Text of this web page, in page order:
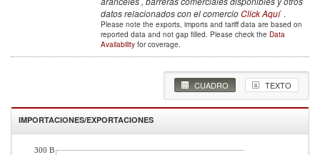
datos relacionados con el comercioClick Aquí .
Please note the exports, imports and tariff data are based on
reported data and not gap filled. Please check the Data
Availability for coverage.
CUADRO TEXTO
IMPORTACIONES/EXPORTACIONES
300 B